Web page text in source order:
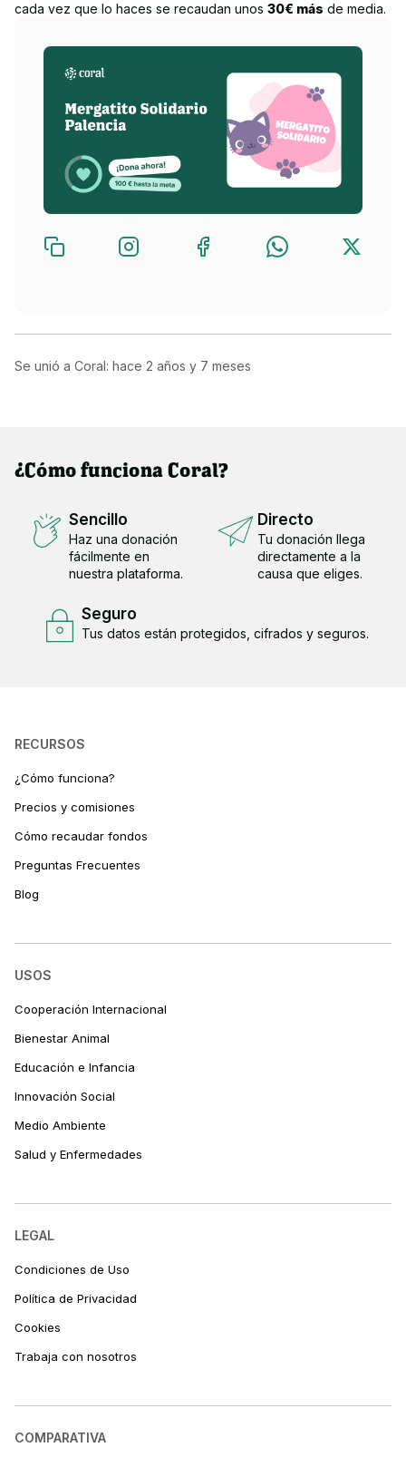
cada vez que lo haces se recaudan unos 30€ más de media.
Se unió a Coral: hace 2 años y 7 meses
¿Cómo funciona Coral?
Sencillo
Haz una donación
fácilmente en
nuestra plataforma.
Directo
Tu donación llega
directamente a la
causa que eliges.
Seguro
Tus datos están protegidos, cifrados y seguros.
RECURSOS
¿Cómo funciona?
Precios y comisiones
Cómo recaudar fondos
Preguntas Frecuentes
Blog
USOS
Cooperación Internacional
Bienestar Animal
Educación e Infancia
Innovación Social
Medio Ambiente
Salud y Enfermedades
LEGAL
Condiciones de Uso
Política de Privacidad
Cookies
Trabaja con nosotros
COMPARATIVA